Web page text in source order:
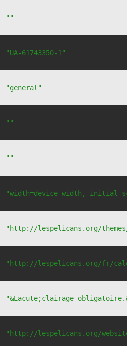
""
"UA-61743350-1"
"general"
""
""
"width=device-width, initial-
"http://lespelicans.org/
"http://lespelicans.org/fr/
"&Eacute;clairage
"http://lespelicans.org/